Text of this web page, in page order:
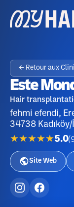
← Retour aux
Este
Hair
fehmi efendi,
34738
★★★★★5.0(
Site Web